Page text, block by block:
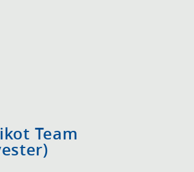
Team